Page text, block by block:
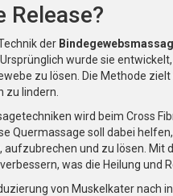
Release?
der
wurde sie
zu lösen. Die Methode
zu lindern.
wird beim Cross
Quermassage soll dabei
und zu lösen. Mit
was die Heilung und
von Muskelkater nach